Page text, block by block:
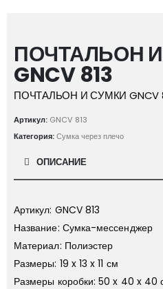
ПОЧТАЛЬОН
GNCV 813
ПОЧТАЛЬОН И СУМКИ GNCV
Артикул: GNCV 813
Категория:Сумка через плечо
ОПИСАНИЕ
Артикул: GNCV 813
Название: Сумка-мессенджер
Материал: Полиэстер
Размеры: 19 x 13 x 11 см
Размеры коробки: 50 x 40 x 40